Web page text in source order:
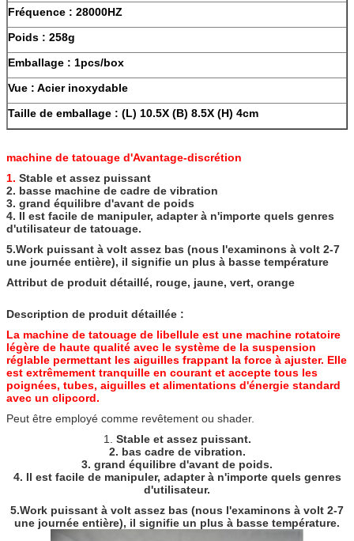
Fréquence : 28000HZ
Poids : 258g
Emballage : 1pcs/box
Vue : Acier inoxydable
Taille de emballage : (L) 10.5X (B) 8.5X (H) 4cm
machine de tatouage d'Avantage-discrétion
1. Stable et assez puissant
2. basse machine de cadre de vibration
3. grand équilibre d'avant de poids
4. Il est facile de manipuler, adapter à n'importe quels genres
d'utilisateur de tatouage.
5.Work puissant à volt assez bas (nous l'examinons à volt 2-7
une journée entière), il signifie un plus à basse température
Attribut de produit détaillé, rouge, jaune, vert, orange
Description de produit détaillée :
La machine de tatouage de libellule est une machine rotatoire
légère de haute qualité avec le système de la suspension
réglable permettant les aiguilles frappant la force à ajuster. Elle
est extrêmement tranquille en courant et accepte tous les
poignées, tubes, aiguilles et alimentations d'énergie standard
avec un clipcord.
Peut être employé comme revêtement ou shader.
1. Stable et assez puissant.
2. bas cadre de vibration.
3. grand équilibre d'avant de poids.
4. Il est facile de manipuler, adapter à n'importe quels genres
d'utilisateur.
5.Work puissant à volt assez bas (nous l'examinons à volt 2-7
une journée entière), il signifie un plus à basse température.